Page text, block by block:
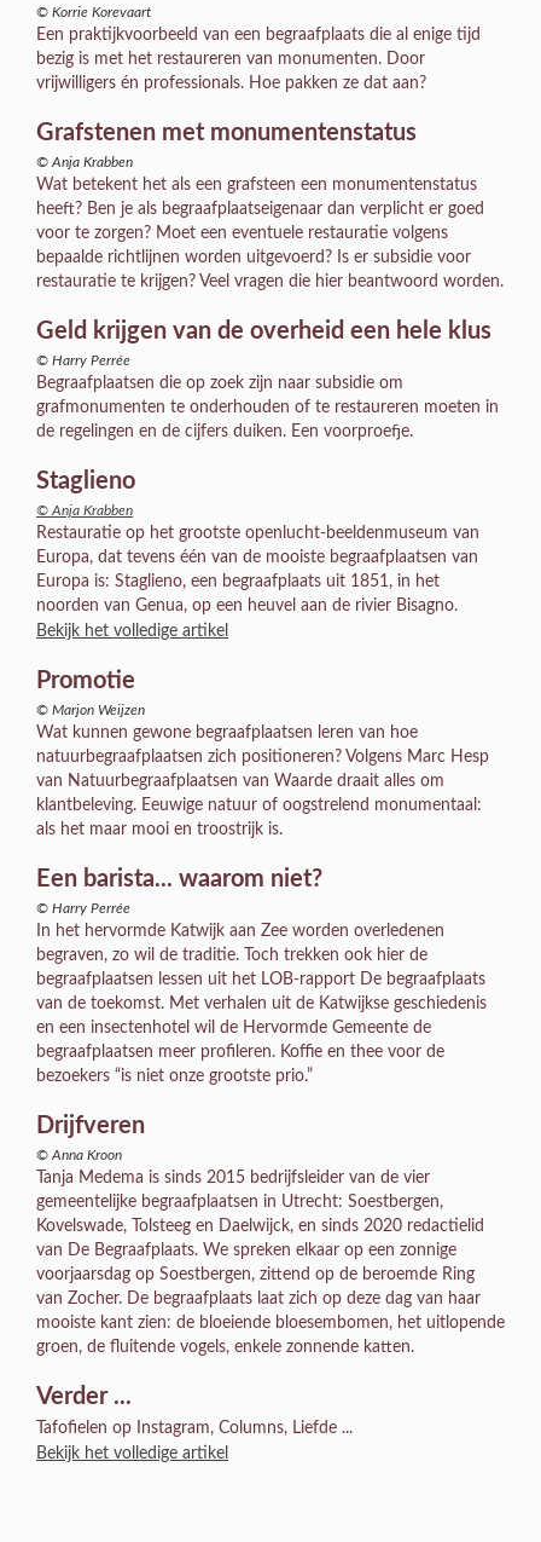
© Korrie Korevaart
Een praktijkvoorbeeld van een begraafplaats die al enige tijd
bezig is met het restaureren van monumenten. Door
vrijwilligers én professionals. Hoe pakken ze dat aan?
Grafstenen met monumentenstatus
© Anja Krabben
Wat betekent het als een grafsteen een monumentenstatus
heeft? Ben je als begraafplaatseigenaar dan verplicht er goed
voor te zorgen? Moet een eventuele restauratie volgens
bepaalde richtlijnen worden uitgevoerd? Is er subsidie voor
restauratie te krijgen? Veel vragen die hier beantwoord worden.
Geld krijgen van de overheid een hele klus
© Harry Perrée
Begraafplaatsen die op zoek zijn naar subsidie om
grafmonumenten te onderhouden of te restaureren moeten in
de regelingen en de cijfers duiken. Een voorproefje.
Staglieno
© Anja Krabben
Restauratie op het grootste openlucht-beeldenmuseum van
Europa, dat tevens één van de mooiste begraafplaatsen van
Europa is: Staglieno, een begraafplaats uit 1851, in het
noorden van Genua, op een heuvel aan de rivier Bisagno.
Bekijk het volledige artikel
Promotie
© Marjon Weijzen
Wat kunnen gewone begraafplaatsen leren van hoe
natuurbegraafplaatsen zich positioneren? Volgens Marc Hesp
van Natuurbegraafplaatsen van Waarde draait alles om
klantbeleving. Eeuwige natuur of oogstrelend monumentaal:
als het maar mooi en troostrijk is.
Een barista... waarom niet?
© Harry Perrée
In het hervormde Katwijk aan Zee worden overledenen
begraven, zo wil de traditie. Toch trekken ook hier de
begraafplaatsen lessen uit het LOB-rapport De begraafplaats
van de toekomst. Met verhalen uit de Katwijkse geschiedenis
en een insectenhotel wil de Hervormde Gemeente de
begraafplaatsen meer profileren. Koffie en thee voor de
bezoekers “is niet onze grootste prio.”
Drijfveren
© Anna Kroon
Tanja Medema is sinds 2015 bedrijfsleider van de vier
gemeentelijke begraafplaatsen in Utrecht: Soestbergen,
Kovelswade, Tolsteeg en Daelwijck, en sinds 2020 redactielid
van De Begraafplaats. We spreken elkaar op een zonnige
voorjaarsdag op Soestbergen, zittend op de beroemde Ring
van Zocher. De begraafplaats laat zich op deze dag van haar
mooiste kant zien: de bloeiende bloesembomen, het uitlopende
groen, de fluitende vogels, enkele zonnende katten.
Verder ...
Tafofielen op Instagram, Columns, Liefde ...
Bekijk het volledige artikel